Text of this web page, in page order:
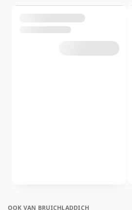
OOK VAN BRUICHLADDICH